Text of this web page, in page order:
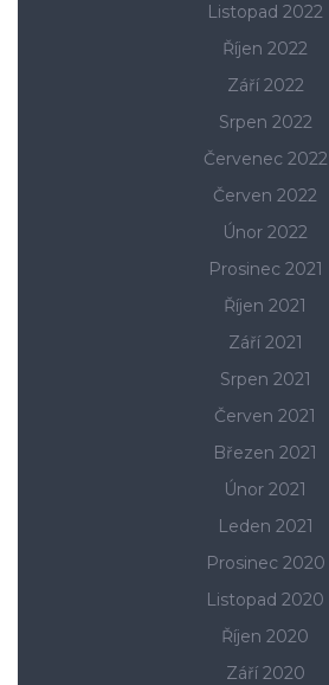
Listopad 2022
Říjen 2022
Září 2022
Srpen 2022
Červenec 2022
Červen 2022
Únor 2022
Prosinec 2021
Říjen 2021
Září 2021
Srpen 2021
Červen 2021
Březen 2021
Únor 2021
Leden 2021
Prosinec 2020
Listopad 2020
Říjen 2020
Září 2020